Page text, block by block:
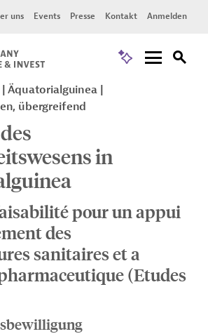
uns Events Presse Kontakt Anmelden
Äquatorialguinea
übergreifend
in
pour un appui
des
sanitaires et a
(Etudes